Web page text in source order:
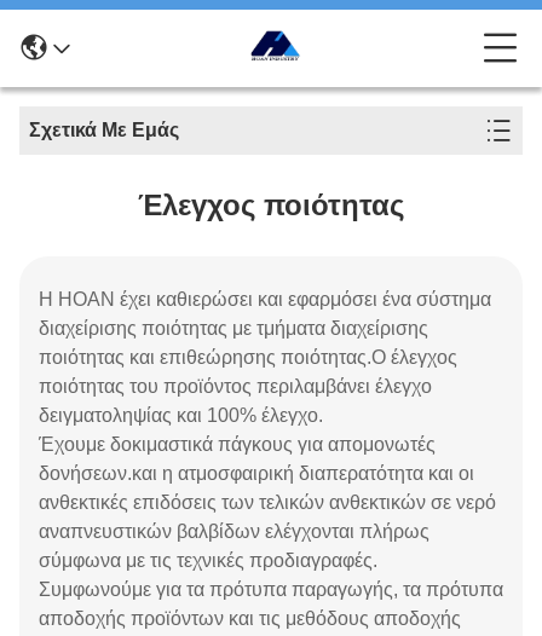
Σχετικά Με Εμάς
Έλεγχος ποιότητας
Η HOAN έχει καθιερώσει και εφαρμόσει ένα σύστημα
διαχείρισης ποιότητας με τμήματα διαχείρισης
ποιότητας και επιθεώρησης ποιότητας.Ο έλεγχος
ποιότητας του προϊόντος περιλαμβάνει έλεγχο
δειγματοληψίας και 100% έλεγχο.
Έχουμε δοκιμαστικά πάγκους για απομονωτές
δονήσεων.και η ατμοσφαιρική διαπερατότητα και οι
ανθεκτικές επιδόσεις των τελικών ανθεκτικών σε νερό
αναπνευστικών βαλβίδων ελέγχονται πλήρως
σύμφωνα με τις τεχνικές προδιαγραφές.
Συμφωνούμε για τα πρότυπα παραγωγής, τα πρότυπα
αποδοχής προϊόντων και τις μεθόδους αποδοχής